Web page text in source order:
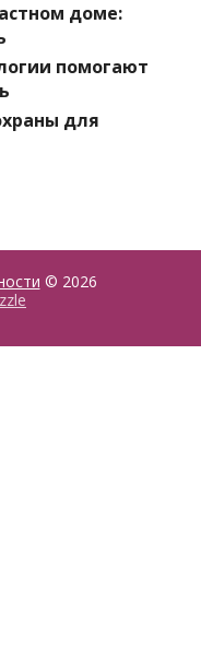
доме:
помогают
для
© 2026